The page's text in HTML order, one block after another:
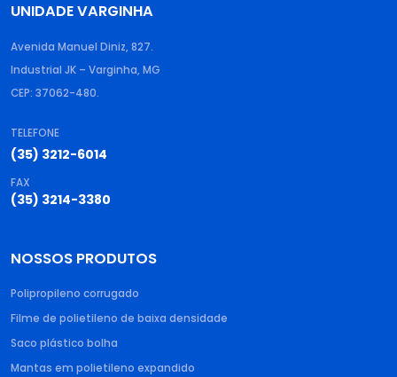
UNIDADE VARGINHA
Avenida Manuel Diniz, 827.
Industrial JK – Varginha, MG
CEP: 37062-480.
TELEFONE
(35) 3212-6014
FAX
(35) 3214-3380
NOSSOS PRODUTOS
Polipropileno corrugado​
Filme de polietileno de baixa densidade​
Saco plástico bolha​
Mantas em polietileno expandido​